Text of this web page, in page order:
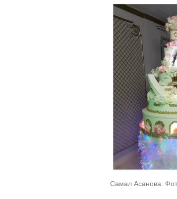
Самал Асанова.